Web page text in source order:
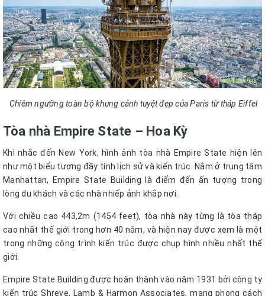
Chiêm ngưỡng toàn bộ khung cảnh tuyệt đẹp của Paris từ tháp Eiffel
Tòa nhà Empire State – Hoa Kỳ
Khi nhắc đến New York, hình ảnh tòa nhà Empire State hiện lên
như một biểu tượng đầy tính lịch sử và kiến trúc. Nằm ở trung tâm
Manhattan, Empire State Building là điểm đến ấn tượng trong
lòng du khách và các nhà nhiếp ảnh khắp nơi.
Với chiều cao 443,2m (1454 feet), tòa nhà này từng là tòa tháp
cao nhất thế giới trong hơn 40 năm, và hiện nay được xem là một
trong những công trình kiến trúc được chụp hình nhiều nhất thế
giới.
Empire State Building được hoàn thành vào năm 1931 bởi công ty
kiến trúc Shreve, Lamb & Harmon Associates, mang phong cách